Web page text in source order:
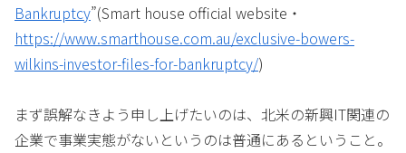
Bankruptcy”(Smart house official website・
https://www.smarthouse.com.au/exclusive-bowers-
wilkins-investor-files-for-bankruptcy/)
まず誤解なきよう申し上げたいのは、北米の新興IT関連の
企業で事業実態がないというのは普通にあるということ。